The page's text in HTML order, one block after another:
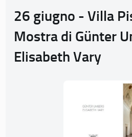
26 giugno - Villa
Mostra di Günter
Elisabeth Vary